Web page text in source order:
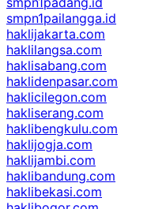
smpn1pailangga.id
haklijakarta.com
haklilangsa.com
haklisabang.com
haklidenpasar.com
haklicilegon.com
hakliserang.com
haklibengkulu.com
haklijogja.com
haklijambi.com
haklibandung.com
haklibekasi.com